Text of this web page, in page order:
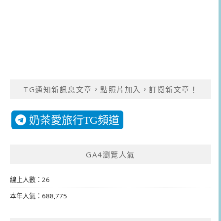
TG通知新訊息文章，點照片加入，訂閱新文章！
奶茶愛旅行TG頻道
GA4瀏覽人氣
線上人數：26
本年人氣：688,775